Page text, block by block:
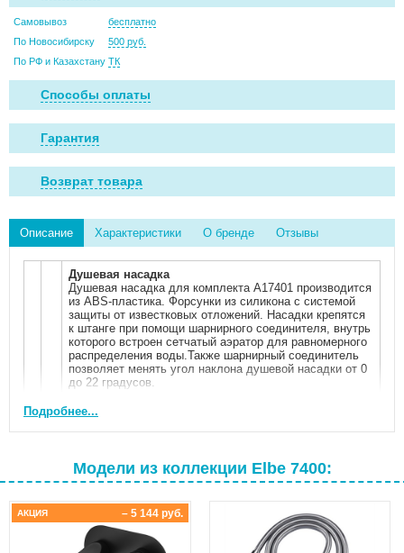
Самовывоз
бесплатно
По Новосибирску
500 руб.
По РФ и Казахстану ТК
Способы оплаты
Гарантия
Возврат товара
Описание Характеристики О бренде Отзывы
Душевая насадка
Душевая насадка для комплекта А17401 производится
из ABS-пластика. Форсунки из силикона с системой
защиты от известковых отложений. Насадки крепятся
к штанге при помощи шарнирного соединителя, внутрь
которого встроен сетчатый аэратор для равномерного
распределения воды.Также шарнирный соединитель
позволяет менять угол наклона душевой насадки от 0
до 22 градусов.
Держатель лейки
180 градусов. Держатель можно поднять или опустить
на любую удобную для Вас высоту, для этого
по стойке.
Подробнее...
Модели из коллекции Elbe 7400:
– 5 144 руб.
АКЦИЯ